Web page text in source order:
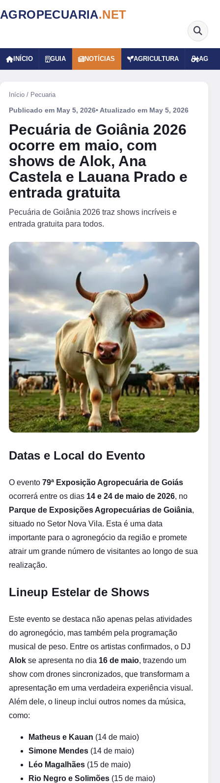
AGROPECUARIA.NET
INÍCIO GUIA NOTÍCIAS AGRICULTURA
Início / Pecuaria
Publicado em May 5, 2026• Atualizado em May 5, 2026
Pecuária de Goiânia 2026
ocorre em maio, com
shows de Alok, Ana
Castela e Lauana Prado e
entrada gratuita
Pecuária de Goiânia 2026 traz shows incríveis e
entrada gratuita para todos.
Datas e Local do Evento
O evento 79ª Exposição Agropecuária de Goiás
ocorrerá entre os dias 14 e 24 de maio de 2026, no
Parque de Exposições Agropecuárias de Goiânia,
situado no Setor Nova Vila. Esta é uma data
importante para o agronegócio da região e promete
atrair um grande número de visitantes ao longo de sua
realização.
Lineup Estelar de Shows
Este evento se destaca não apenas pelas atividades
do agronegócio, mas também pela programação
musical de peso. Entre os artistas confirmados, o DJ
Alok se apresenta no dia 16 de maio, trazendo um
show com drones sincronizados, que transformam a
apresentação em uma verdadeira experiência visual.
Além dele, o lineup inclui outros nomes da música,
como:
Matheus e Kauan (14 de maio)
Simone Mendes (14 de maio)
Léo Magalhães (15 de maio)
Rio Negro e Solimões (15 de maio)